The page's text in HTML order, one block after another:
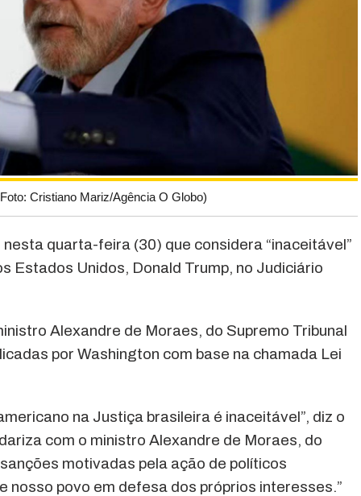
Cristiano Mariz/Agência O Globo)
quarta-feira (30) que considera “inaceitável”
Estados Unidos, Donald Trump, no Judiciário
Alexandre de Moraes, do Supremo Tribunal
por Washington com base na chamada Lei
na Justiça brasileira é inaceitável”, diz o
com o ministro Alexandre de Moraes, do
motivadas pela ação de políticos
nosso povo em defesa dos próprios interesses.”